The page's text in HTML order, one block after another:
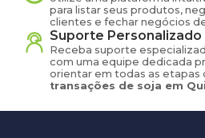
para listar seus produtos,
clientes e fechar negócios
Suporte Personalizado
Receba suporte
com uma equipe dedicada
orientar em todas as etapas
transações de soja em